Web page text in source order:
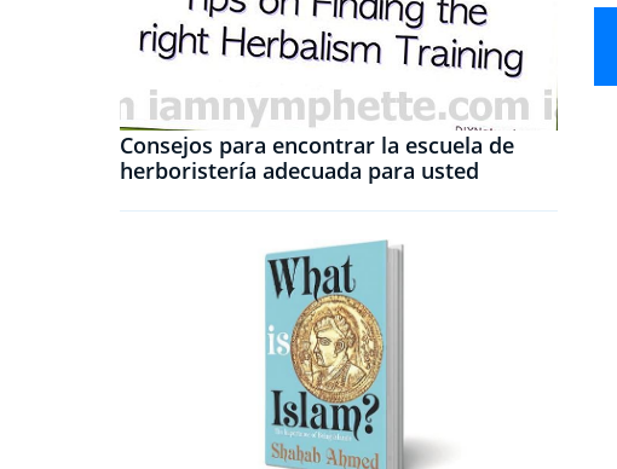
Consejos para encontrar la escuela de
herboristería adecuada para usted